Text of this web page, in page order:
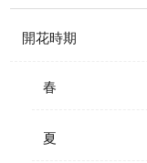
開花時期
春
夏